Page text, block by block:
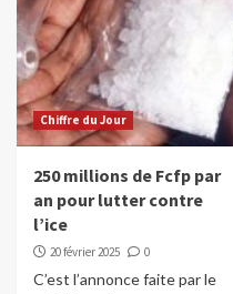
Chiffre du Jour
250 millions de Fcfp par
an pour lutter contre
l’ice
20 février 2025 0
C’est l’annonce faite par le